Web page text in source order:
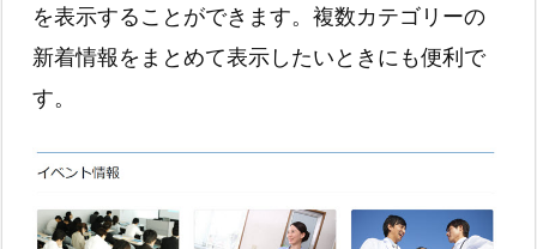
を表示することができます。複数カテゴリーの
新着情報をまとめて表示したいときにも便利で
す。